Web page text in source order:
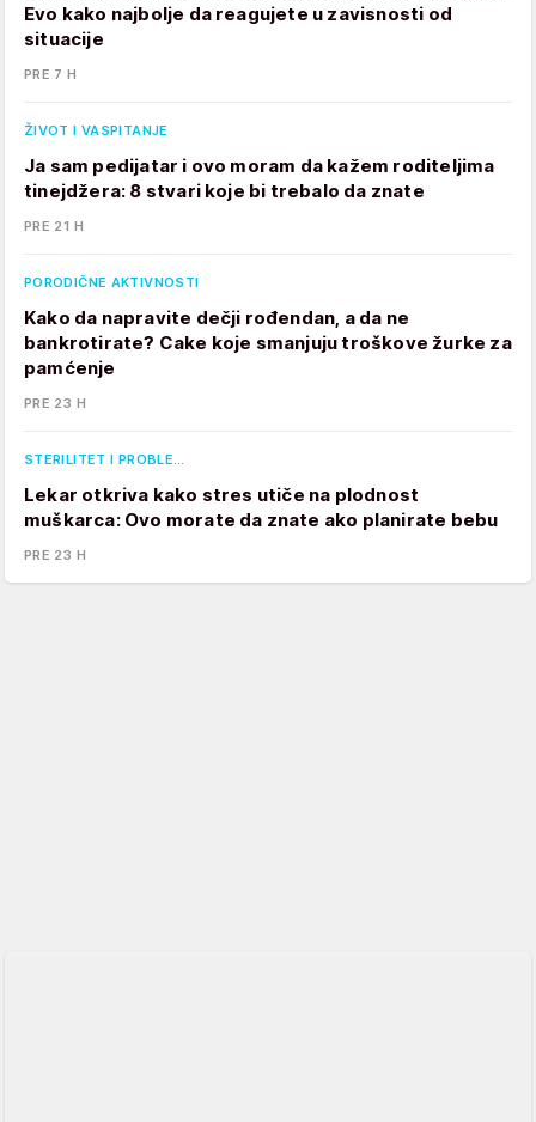
Evo kako najbolje da reagujete u zavisnosti od
situacije
PRE 7 H
ŽIVOT I VASPITANJE
Ja sam pedijatar i ovo moram da kažem roditeljima
tinejdžera: 8 stvari koje bi trebalo da znate
PRE 21 H
PORODIČNE AKTIVNOSTI
Kako da napravite dečji rođendan, a da ne
bankrotirate? Cake koje smanjuju troškove žurke za
pamćenje
PRE 23 H
STERILITET I PROBLE…
Lekar otkriva kako stres utiče na plodnost
muškarca: Ovo morate da znate ako planirate bebu
PRE 23 H